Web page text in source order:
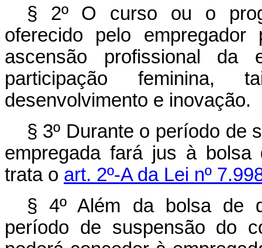
§ 2º O curso ou o
oferecido pelo
ascensão profissional da
participação feminina,
desenvolvimento e inovação.
§ 3º Durante o período de
empregada fará jus à bolsa
trata o art. 2º-A da Lei nº
§ 4º Além da bolsa de
período de suspensão do